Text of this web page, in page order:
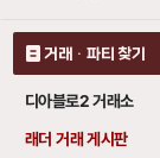
거래 · 파티 찾기
디아블로2 거래소
래더 거래 게시판